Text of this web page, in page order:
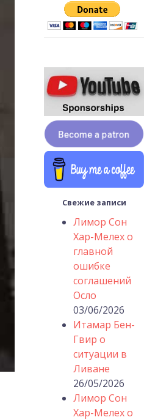
Свежие записи
Лимор Сон
Хар-Мелех о
главной
ошибке
соглашений
Осло
03/06/2026
Итамар Бен-
Гвир о
ситуации в
Ливане
26/05/2026
Лимор Сон
Хар-Мелех о